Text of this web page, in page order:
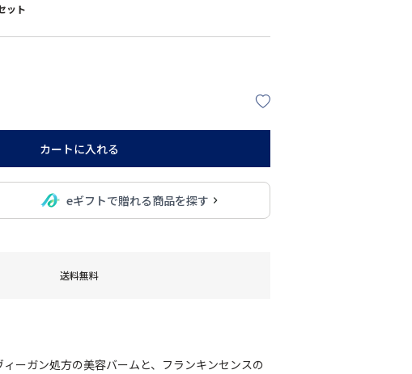
ット
カートに入れる
eギフトで贈れる商品を探す
送料無料
ーガン処方の美容バームと、フランキンセンスの